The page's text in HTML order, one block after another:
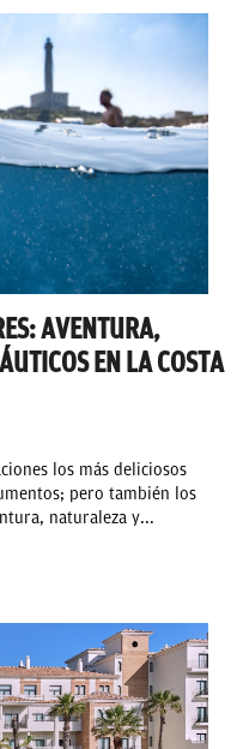
AVENTURA,
EN LA COSTA
los más deliciosos
pero también los
naturaleza y...